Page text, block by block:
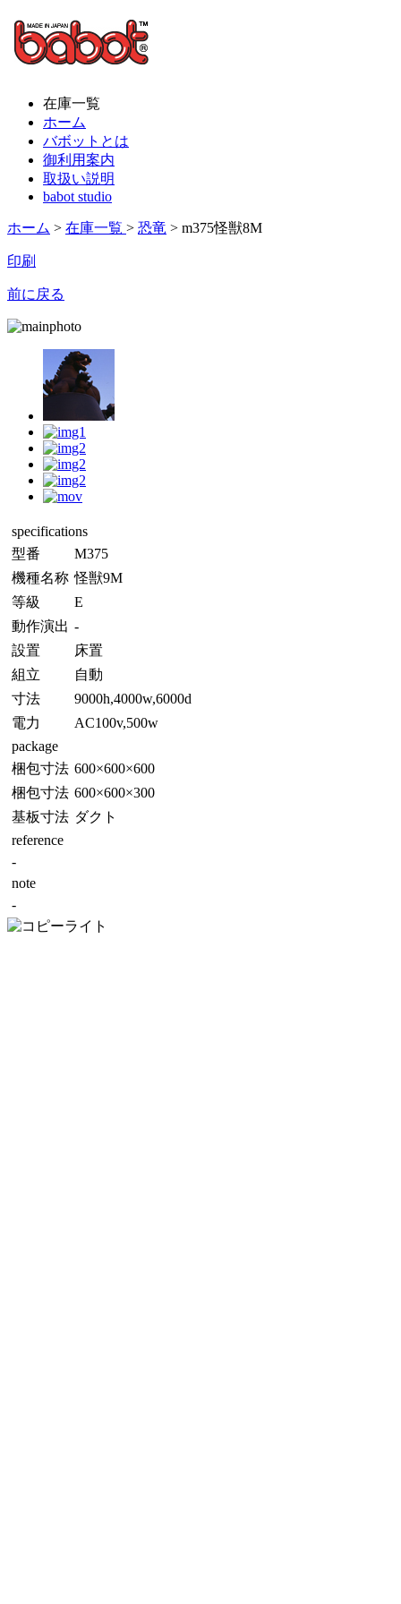
在庫一覧
ホーム
バボットとは
御利用案内
取扱い説明
babot studio
ホーム > 在庫一覧 > 恐竜 > m375怪獣8M
印刷
前に戻る
specifications
型番
M375
機種名称 怪獣9M
等級
E
動作演出 -
設置
床置
組立
自動
寸法
9000h,4000w,6000d
電力
AC100v,500w
package
梱包寸法 600×600×600
梱包寸法 600×600×300
基板寸法 ダクト
reference
-
note
-